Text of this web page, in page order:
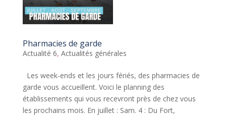
Pharmacies de garde
Actualité 6, Actualités générales
Les week-ends et les jours fériés, des pharmacies de
garde vous accueillent. Voici le planning des
établissements qui vous recevront près de chez vous
les prochains mois. En juillet : Sam. 4 : Du Fort,